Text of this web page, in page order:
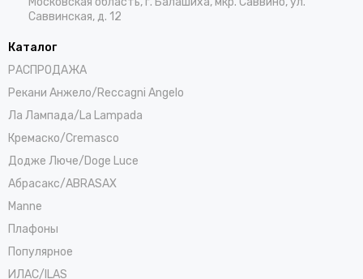
Саввинская, д. 12
Каталог
РАСПРОДАЖА
Рекани Анжело/Reccagni Angelo
Ла Лампада/La Lampada
Кремаско/Cremasco
Додже Люче/Doge Luce
Абрасакс/ABRASAX
Manne
Плафоны
Популярное
ИЛАС/ILAS